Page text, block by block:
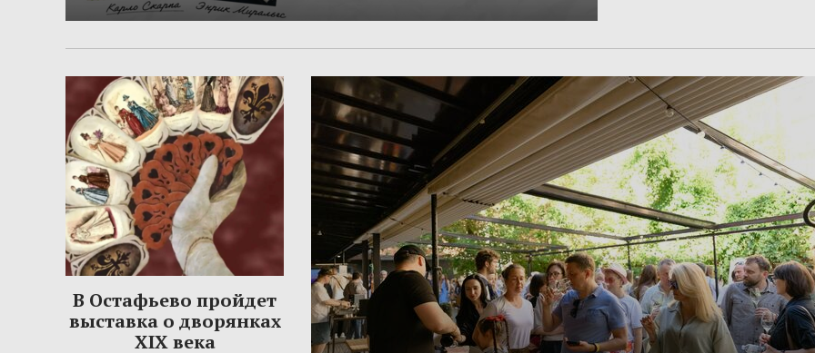
В Остафьево пройдет
выставка о дворянках
XIX века